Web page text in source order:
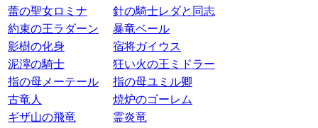
蕾の聖女ロミナ
針の騎士レダと同志
約束の王ラダーン
暴竜ベール
影樹の化身
宿将ガイウス
泥濘の騎士
狂い火の王ミドラー
指の母メーテール
指の母ユミル卿
古竜人
焼炉のゴーレム
ギザ山の飛竜
霊炎竜